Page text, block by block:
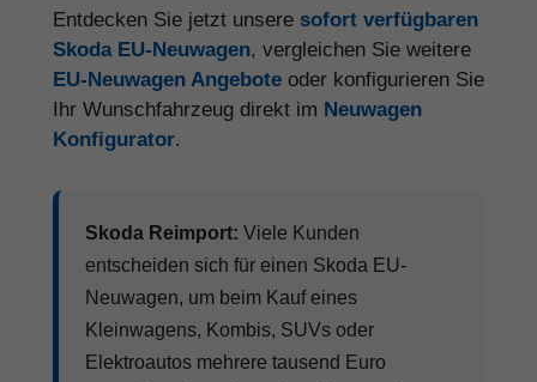
Entdecken Sie jetzt unsere sofort verfügbaren
Skoda EU-Neuwagen, vergleichen Sie weitere
EU-Neuwagen Angebote oder konfigurieren Sie
Ihr Wunschfahrzeug direkt im Neuwagen
Konfigurator.
Skoda Reimport: Viele Kunden
entscheiden sich für einen Skoda EU-
Neuwagen, um beim Kauf eines
Kleinwagens, Kombis, SUVs oder
Elektroautos mehrere tausend Euro